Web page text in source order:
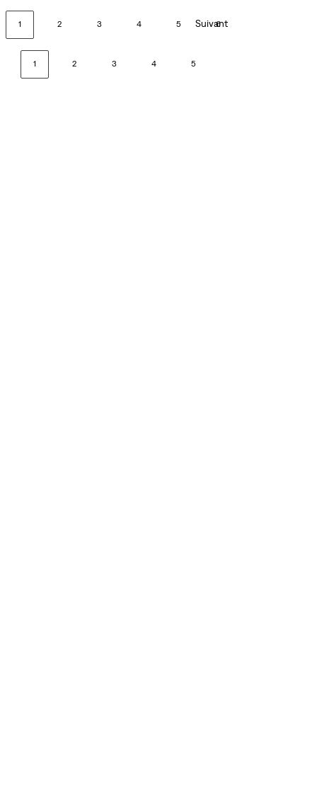
1 2 3 4 5 6
Suivant
1 2 3 4 5